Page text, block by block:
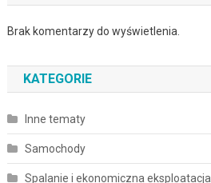
Brak komentarzy do wyświetlenia.
KATEGORIE
Inne tematy
Samochody
Spalanie i ekonomiczna eksploatacja